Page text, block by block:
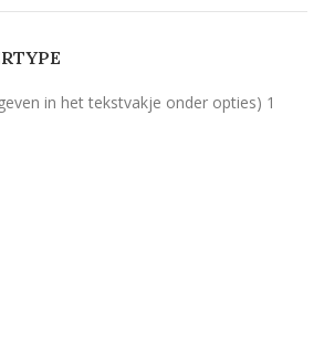
in het tekstvakje onder opties) 1